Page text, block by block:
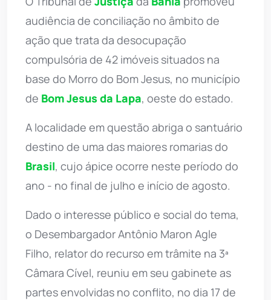
audiência de conciliação no âmbito de
ação que trata da desocupação
compulsória de 42 imóveis situados na
base do Morro do Bom Jesus, no município
de Bom Jesus da Lapa, oeste do estado.
A localidade em questão abriga o santuário
destino de uma das maiores romarias do
Brasil, cujo ápice ocorre neste período do
ano - no final de julho e início de agosto.
Dado o interesse público e social do tema,
o Desembargador Antônio Maron Agle
Filho, relator do recurso em trâmite na 3ª
Câmara Cível, reuniu em seu gabinete as
partes envolvidas no conflito, no dia 17 de